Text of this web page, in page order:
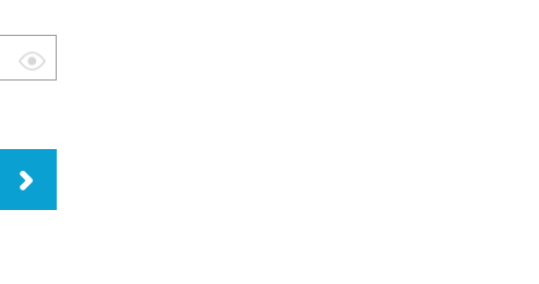
表
替